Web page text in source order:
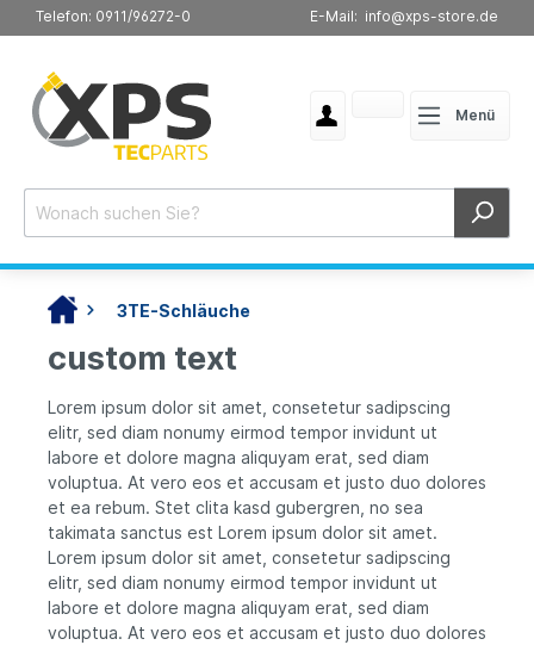
Telefon: 0911/96272-0 E-Mail: info@xps-store.de
Menü
3TE-Schläuche
custom text
Lorem ipsum dolor sit amet, consetetur sadipscing
elitr, sed diam nonumy eirmod tempor invidunt ut
labore et dolore magna aliquyam erat, sed diam
voluptua. At vero eos et accusam et justo duo dolores
et ea rebum. Stet clita kasd gubergren, no sea
takimata sanctus est Lorem ipsum dolor sit amet.
Lorem ipsum dolor sit amet, consetetur sadipscing
elitr, sed diam nonumy eirmod tempor invidunt ut
labore et dolore magna aliquyam erat, sed diam
voluptua. At vero eos et accusam et justo duo dolores